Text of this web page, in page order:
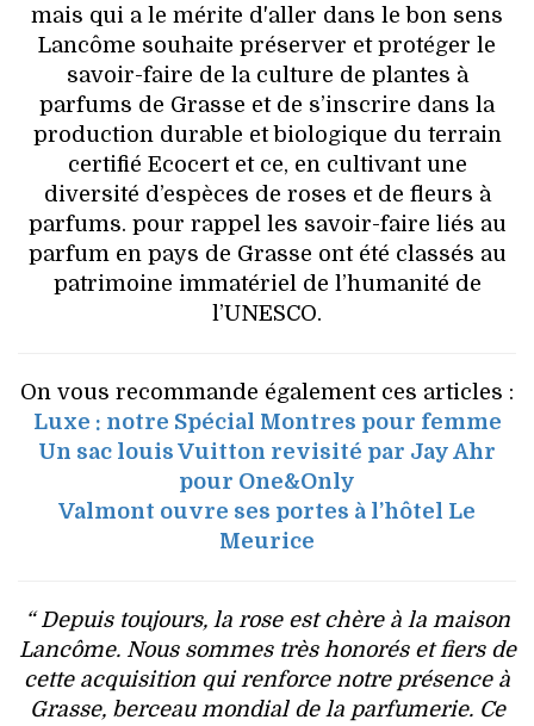
mais qui a le mérite d'aller dans le bon sens
Lancôme souhaite préserver et protéger le
savoir-faire de la culture de plantes à
parfums de Grasse et de s’inscrire dans la
production durable et biologique du terrain
certifié Ecocert et ce, en cultivant une
diversité d’espèces de roses et de fleurs à
parfums. pour rappel les savoir-faire liés au
parfum en pays de Grasse ont été classés au
patrimoine immatériel de l’humanité de
l’UNESCO.
On vous recommande également ces articles :
Luxe : notre Spécial Montres pour femme
Un sac louis Vuitton revisité par Jay Ahr
pour One&Only
Valmont ouvre ses portes à l’hôtel Le
Meurice
“ Depuis toujours, la rose est chère à la maison
Lancôme. Nous sommes très honorés et fiers de
cette acquisition qui renforce notre présence à
Grasse, berceau mondial de la parfumerie. Ce